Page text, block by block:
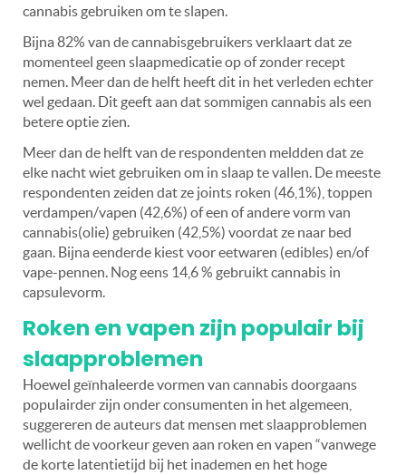
cannabis gebruiken om te slapen.
Bijna 82% van de cannabisgebruikers verklaart dat ze
momenteel geen slaapmedicatie op of zonder recept
nemen. Meer dan de helft heeft dit in het verleden echter
wel gedaan. Dit geeft aan dat sommigen cannabis als een
betere optie zien.
Meer dan de helft van de respondenten meldden dat ze
elke nacht wiet gebruiken om in slaap te vallen. De meeste
respondenten zeiden dat ze joints roken (46,1%), toppen
verdampen/vapen (42,6%) of een of andere vorm van
cannabis(olie) gebruiken (42,5%) voordat ze naar bed
gaan. Bijna eenderde kiest voor eetwaren (edibles) en/of
vape-pennen. Nog eens 14,6 % gebruikt cannabis in
capsulevorm.
Roken en vapen zijn populair bij
slaapproblemen
Hoewel geïnhaleerde vormen van cannabis doorgaans
populairder zijn onder consumenten in het algemeen,
suggereren de auteurs dat mensen met slaapproblemen
wellicht de voorkeur geven aan roken en vapen “vanwege
de korte latentietijd bij het inademen en het hoge